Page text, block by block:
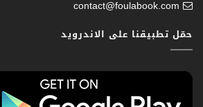
contact@foulabook.com
حمّل تطبيقنا على الاندرويد